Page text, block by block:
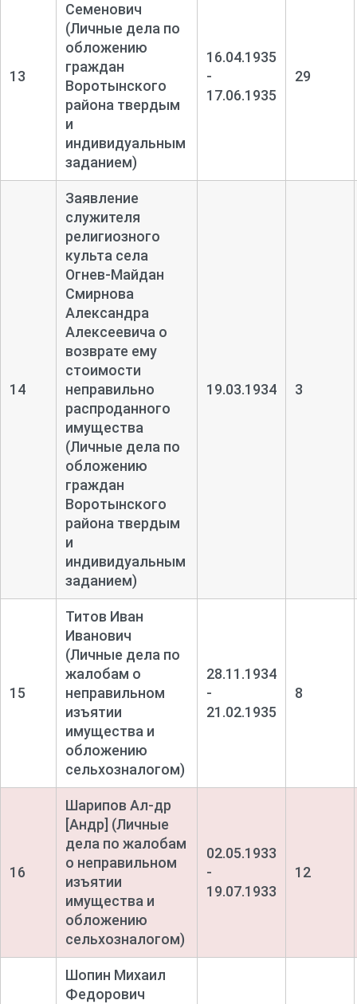
13
Семенович
(Личные дела по
обложению
граждан
Воротынского
района твердым
и
индивидуальным
заданием)
16.04.1935
-
17.06.1935
29
14
Заявление
служителя
религиозного
культа села
Огнев-Майдан
Смирнова
Александра
Алексеевича о
возврате ему
стоимости
неправильно
распроданного
имущества
(Личные дела по
обложению
граждан
Воротынского
района твердым
и
индивидуальным
заданием)
19.03.1934 3
15
Титов Иван
Иванович
(Личные дела по
жалобам о
неправильном
изъятии
имущества и
обложению
сельхозналогом)
28.11.1934
-
21.02.1935
8
16
Шарипов Ал-др
[Андр] (Личные
дела по жалобам
о неправильном
изъятии
имущества и
обложению
сельхозналогом)
02.05.1933
-
19.07.1933
12
Шопин Михаил
Федорович